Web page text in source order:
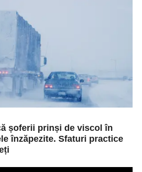
șoferii prinși de viscol în
înzăpezite. Sfaturi practice